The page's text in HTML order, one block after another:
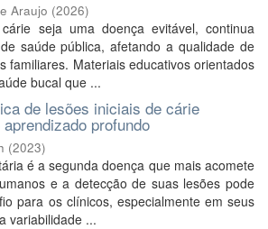
Araujo (2026)
seja uma doença evitável, continua
saúde pública, afetando a qualidade de
familiares. Materiais educativos orientados
bucal que ...
de lesões iniciais de cárie
profundo
(2023)
é a segunda doença que mais acomete
e a detecção de suas lesões pode
para os clínicos, especialmente em seus
variabilidade ...